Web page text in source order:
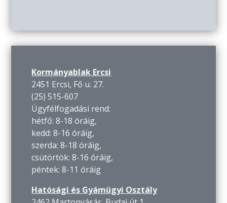
Kormányablak Ercsi
2451 Ercsi, Fő u. 27.
(25) 515-607
Ügyfélfogadási rend:
hétfő: 8-18 óráig,
kedd: 8-16 óráig,
szerda: 8-18 óráig,
csütörtök: 8-16 óráig,
péntek: 8-11 óráig
Hatósági és Gyámügyi Osztály